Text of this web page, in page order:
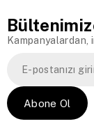
Kampanyalardan,
Abone Ol